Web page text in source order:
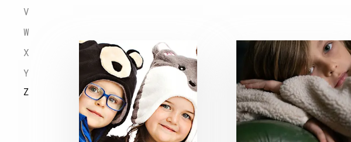
V
W
X
Y
Z